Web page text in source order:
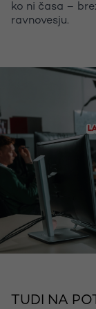
ko ni časa –
ravnovesju.
TUDI NA